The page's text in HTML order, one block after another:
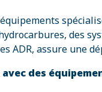
des
ADR, assure une
des